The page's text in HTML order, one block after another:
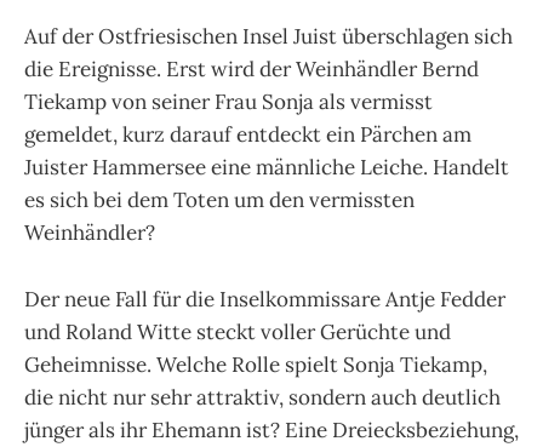
Auf der Ostfriesischen Insel Juist überschlagen sich
die Ereignisse. Erst wird der Weinhändler Bernd
Tiekamp von seiner Frau Sonja als vermisst
gemeldet, kurz darauf entdeckt ein Pärchen am
Juister Hammersee eine männliche Leiche. Handelt
es sich bei dem Toten um den vermissten
Weinhändler?
Der neue Fall für die Inselkommissare Antje Fedder
und Roland Witte steckt voller Gerüchte und
Geheimnisse. Welche Rolle spielt Sonja Tiekamp,
die nicht nur sehr attraktiv, sondern auch deutlich
jünger als ihr Ehemann ist? Eine Dreiecksbeziehung,